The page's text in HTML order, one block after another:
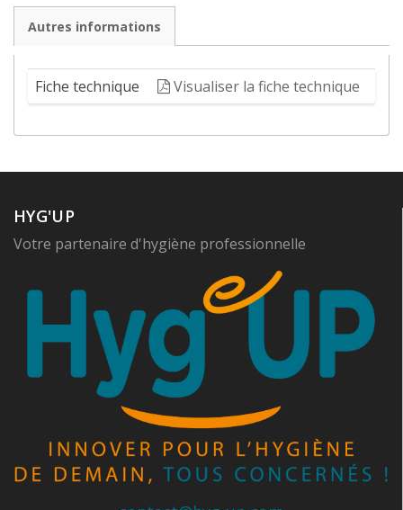
Autres informations
Fiche technique Visualiser la fiche technique
HYG'UP
Votre partenaire d'hygiène professionnelle